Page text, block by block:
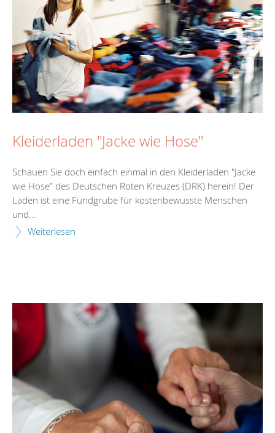
Kleiderladen "Jacke wie Hose"
Schauen Sie doch einfach einmal in den Kleiderladen "Jacke
wie Hose" des Deutschen Roten Kreuzes (DRK) herein! Der
Laden ist eine Fundgrube für kostenbewusste Menschen
und...
Weiterlesen